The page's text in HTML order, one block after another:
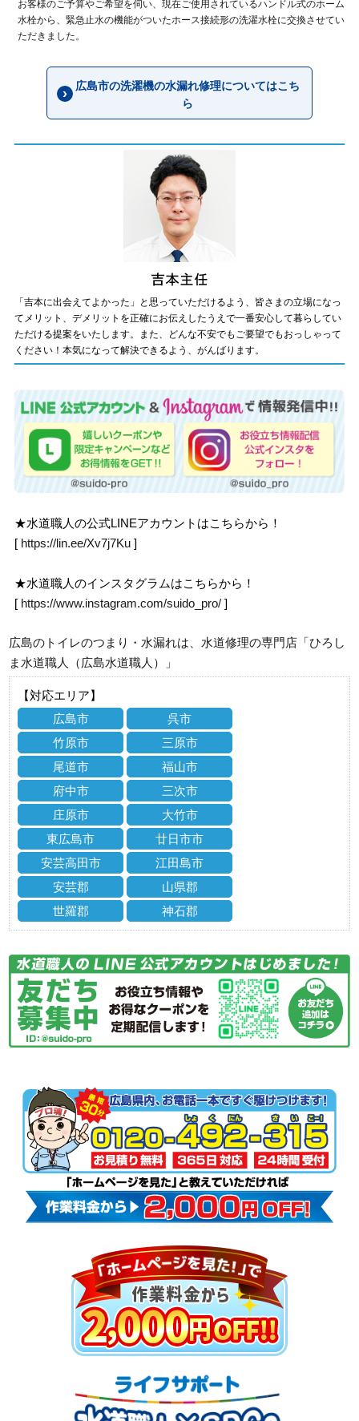
お客様のご予算やご希望を伺い、現在ご使用されているハンドル式のホーム
水栓から、緊急止水の機能がついたホース接続形の洗濯水栓に交換させてい
ただきました。
広島市の洗濯機の水漏れ修理についてはこち
ら
「吉本に出会えてよかった」と思っていただけるよう、皆さまの立場になっ
てメリット、デメリットを正確にお伝えしたうえで一番安心して暮らしてい
ただける提案をいたします。また、どんな不安でもご要望でもおっしゃって
ください！本気になって解決できるよう、がんばります。
★水道職人の公式LINEアカウントはこちらから！
[ https://lin.ee/Xv7j7Ku ]
★水道職人のインスタグラムはこちらから！
[ https://www.instagram.com/suido_pro/ ]
広島のトイレのつまり・水漏れは、水道修理の専門店「ひろし
ま水道職人（広島水道職人）」
【対応エリア】
広島市
呉市
竹原市
三原市
尾道市
福山市
府中市
三次市
庄原市
大竹市
東広島市
廿日市市
安芸高田市
江田島市
安芸郡
山県郡
世羅郡
神石郡